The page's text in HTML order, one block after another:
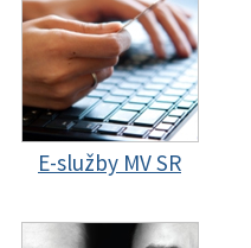
E-služby MV SR